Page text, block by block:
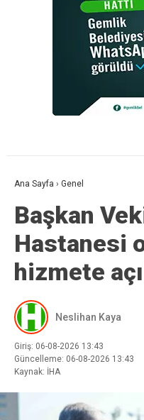
Ana Sayfa › Genel
Başkan
Hastanesi
hizmete
Neslihan Kaya
Giriş: 06-08-2026 13:43
Güncelleme: 06-08-2026 13:43
Kaynak: İHA